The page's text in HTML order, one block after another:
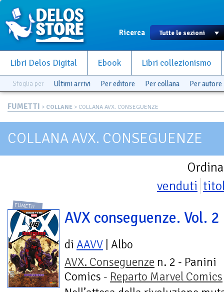
Ricerca
Libri Delos Digital Ebook Libri collezionismo
Sfoglia per Ultimi arrivi Per editore Per collana Per autore
FUMETTI > COLLANE > COLLANA AVX. CONSEGUENZE
COLLANA AVX. CONSEGUENZE
venduti
FUMETTI
AVX conseguenze. Vol. 2
di AAVV | Albo
AVX. Conseguenze n. 2 - Panini
Comics - Reparto Marvel Comics